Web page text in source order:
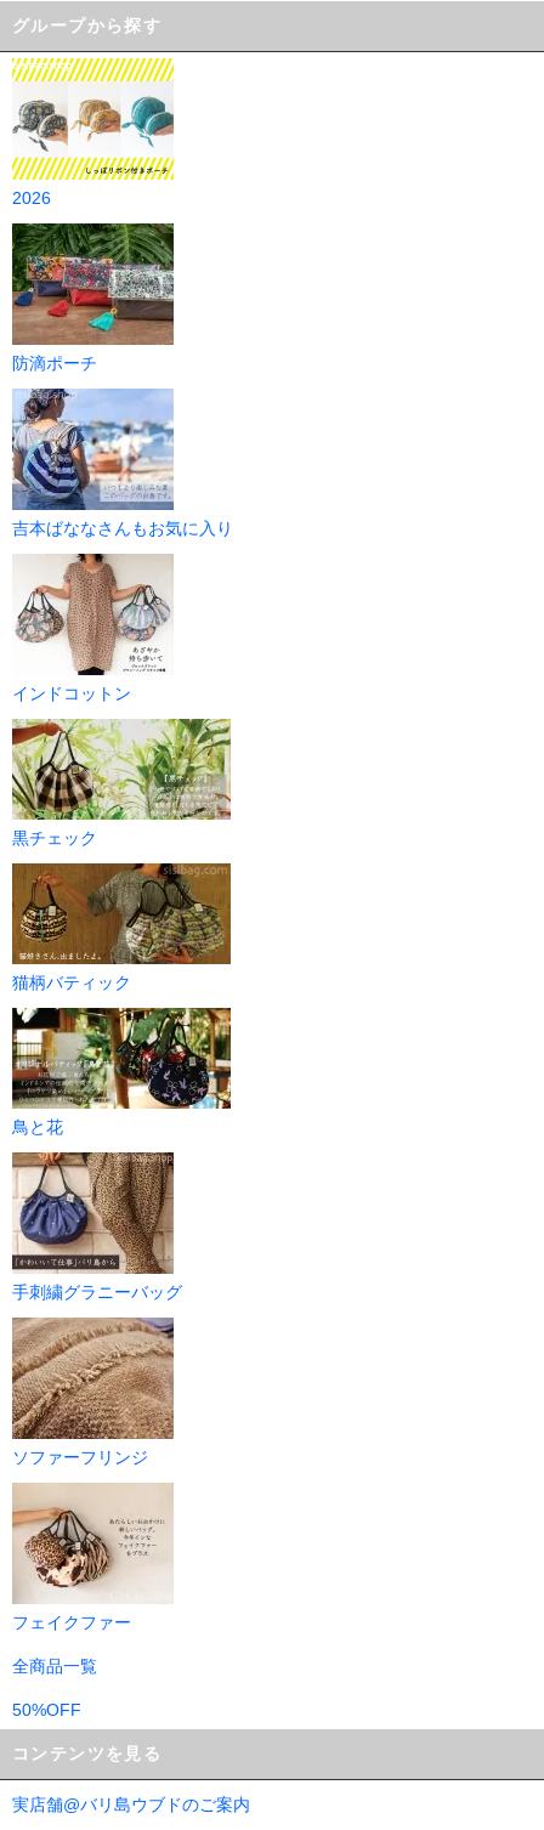
グループから探す
2026
防滴ポーチ
吉本ばななさんもお気に入り
インドコットン
黒チェック
猫柄バティック
鳥と花
手刺繍グラニーバッグ
ソファーフリンジ
フェイクファー
全商品一覧
50%OFF
コンテンツを見る
実店舗@バリ島ウブドのご案内